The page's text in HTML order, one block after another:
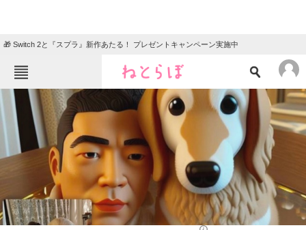
🎁 Switch 2と『スプラ』新作あたる！ プレゼントキャンペーン実施中
ねとらぼメニュー
TOP ニュース
エンタメ クイズ
住まい 教育・育児
動物 リサーチ